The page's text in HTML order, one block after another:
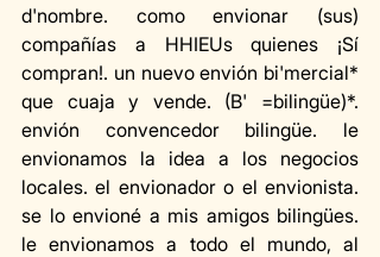
d'nombre. como envionar (sus)
compañías a HHIEUs quienes ¡Sí
compran!. un nuevo envión bi'mercial*
que cuaja y vende. (B' =bilingüe)*.
envión convencedor bilingüe. le
envionamos la idea a los negocios
locales. el envionador o el envionista.
se lo envioné a mis amigos bilingües.
le envionamos a todo el mundo, al